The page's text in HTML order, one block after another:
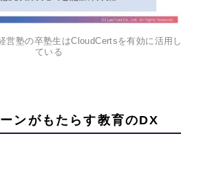
営塾の卒塾生はCloudCertsを有効に活用し
ている
ンがもたらす教育のDX